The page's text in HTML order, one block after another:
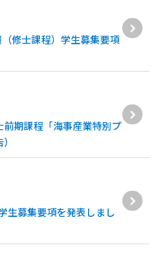
修士課程）学生募集要項
期課程「海事産業特別プ
生募集要項を発表しまし